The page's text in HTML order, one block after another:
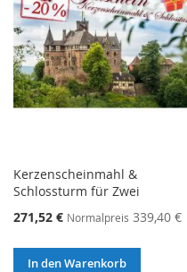
Kerzenscheinmahl &
Schlossturm für Zwei
271,52 € Normalpreis 339,40 €
In den Warenkorb